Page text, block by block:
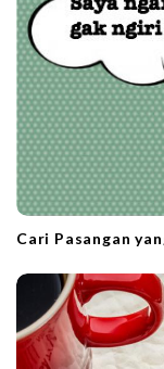
Cari Pasangan